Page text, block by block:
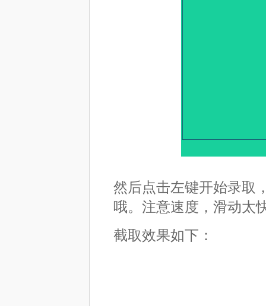
然后点击左键开始录取
哦。注意速度，滑动太
截取效果如下：